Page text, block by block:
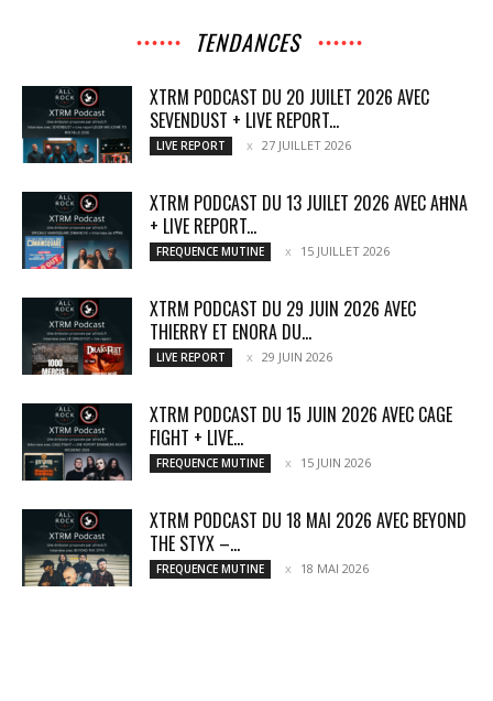
TENDANCES
XTRM PODCAST DU 20 JUILET 2026 AVEC
SEVENDUST + LIVE REPORT...
LIVE REPORT 27 JUILLET 2026
XTRM PODCAST DU 13 JUILET 2026 AVEC AĦNA
+ LIVE REPORT...
FREQUENCE MUTINE 15 JUILLET 2026
XTRM PODCAST DU 29 JUIN 2026 AVEC
THIERRY ET ENORA DU...
LIVE REPORT 29 JUIN 2026
XTRM PODCAST DU 15 JUIN 2026 AVEC CAGE
FIGHT + LIVE...
FREQUENCE MUTINE 15 JUIN 2026
XTRM PODCAST DU 18 MAI 2026 AVEC BEYOND
THE STYX –...
FREQUENCE MUTINE 18 MAI 2026